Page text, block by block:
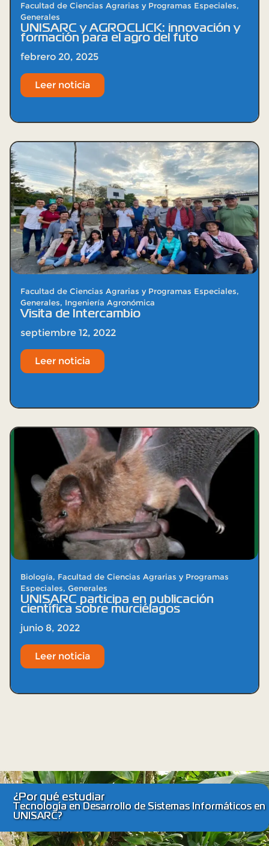
Facultad de Ciencias Agrarias y Programas Especiales,
Generales
UNISARC y AGROCLICK: innovación y
formación para el agro del futo
febrero 20, 2025
Leer noticia
Facultad de Ciencias Agrarias y Programas Especiales,
Generales, Ingeniería Agronómica
Visita de Intercambio
septiembre 12, 2022
Leer noticia
Biología, Facultad de Ciencias Agrarias y Programas
Especiales, Generales
UNISARC participa en publicación
científica sobre murciélagos
junio 8, 2022
Leer noticia
¿Por qué estudiar
Tecnología en Desarrollo de Sistemas Informáticos en
UNISARC?